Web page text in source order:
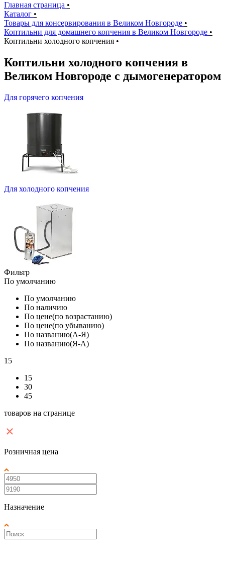
Главная страница •
Каталог •
Товары для консервирования в Великом Новгороде •
Коптильни для домашнего копчения в Великом Новгороде •
Коптильни холодного копчения •
Коптильни холодного копчения в
Великом Новгороде с дымогенератором
Для горячего копчения
Для холодного копчения
Фильтр
По умолчанию
По умолчанию
По наличию
По цене(по возрастанию)
По цене(по убыванию)
По названию(А-Я)
По названию(Я-А)
15
15
30
45
товаров на странице
Розничная цена
Назначение